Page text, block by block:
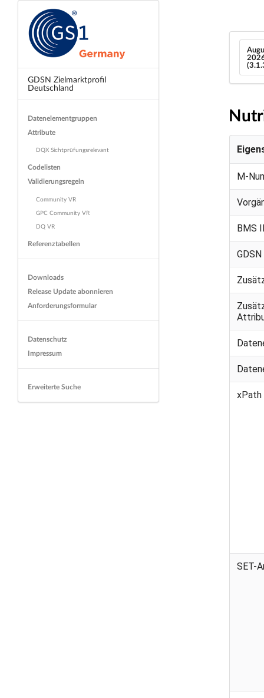
GDSN Zielmarktprofil
Deutschland
Datenelementgruppen
Attribute
DQX Sichtprüfungsrelevant
Codelisten
Validierungsregeln
Community VR
GPC Community VR
DQ VR
Referenztabellen
Downloads
Release Update abonnieren
Anforderungsformular
Datenschutz
Impressum
Erweiterte Suche
M-
BMS
xPath
SET-